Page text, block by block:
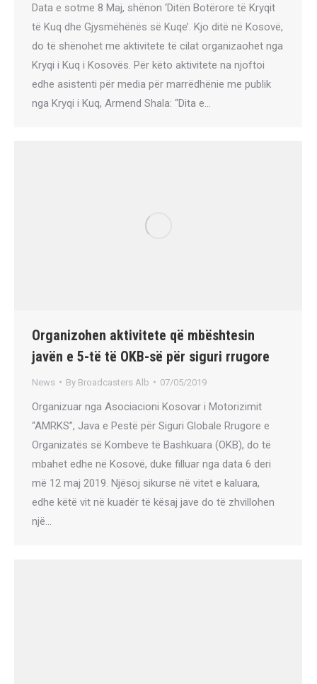
Data e sotme 8 Maj, shënon ‘Ditën Botërore të Kryqit
të Kuq dhe Gjysmëhënës së Kuqe’. Kjo ditë në Kosovë,
do të shënohet me aktivitete të cilat organizaohet nga
Kryqi i Kuq i Kosovës. Për këto aktivitete na njoftoi
edhe asistenti për media për marrëdhënie me publik
nga Kryqi i Kuq, Armend Shala: “Dita e…
Organizohen aktivitete që mbështesin
javën e 5-të të OKB-së për siguri rrugore
News By Broadcasters Alb 07/05/2019
Organizuar nga Asociacioni Kosovar i Motorizimit
“AMRKS”, Java e Pestë për Siguri Globale Rrugore e
Organizatës së Kombeve të Bashkuara (OKB), do të
mbahet edhe në Kosovë, duke filluar nga data 6 deri
më 12 maj 2019. Njësoj sikurse në vitet e kaluara,
edhe këtë vit në kuadër të kësaj jave do të zhvillohen
një…